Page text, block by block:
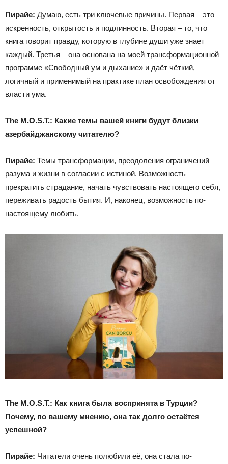
Пирайе: Думаю, есть три ключевые причины. Первая – это
искренность, открытость и подлинность. Вторая – то, что
книга говорит правду, которую в глубине души уже знает
каждый. Третья – она основана на моей трансформационной
программе «Свободный ум и дыхание» и даёт чёткий,
логичный и применимый на практике план освобождения от
власти ума.
The M.O.S.T.: Какие темы вашей книги будут близки
азербайджанскому читателю?
Пирайе: Темы трансформации, преодоления ограничений
разума и жизни в согласии с истиной. Возможность
прекратить страдание, начать чувствовать настоящего себя,
переживать радость бытия. И, наконец, возможность по-
настоящему любить.
The M.O.S.T.: Как книга была воспринята в Турции?
Почему, по вашему мнению, она так долго остаётся
успешной?
Пирайе: Читатели очень полюбили её, она стала по-